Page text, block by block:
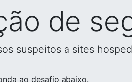
de
suspeitos a sites
ao desafio abaixo.